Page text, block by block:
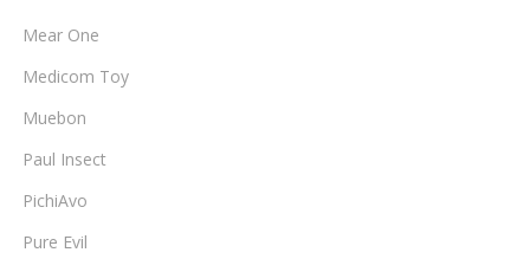
Mear One
Medicom Toy
Muebon
Paul Insect
PichiAvo
Pure Evil